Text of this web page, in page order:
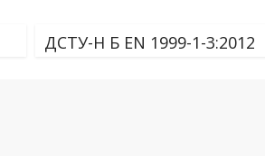
ДСТУ-Н Б EN 1999-1-3:2012